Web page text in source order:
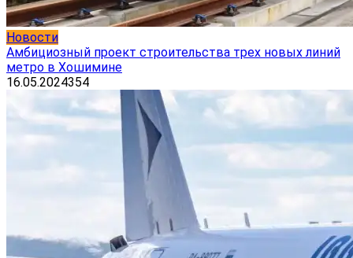
Новости
Амбициозный проект строительства трех новых линий
метро в Хошимине
16.05.2024354